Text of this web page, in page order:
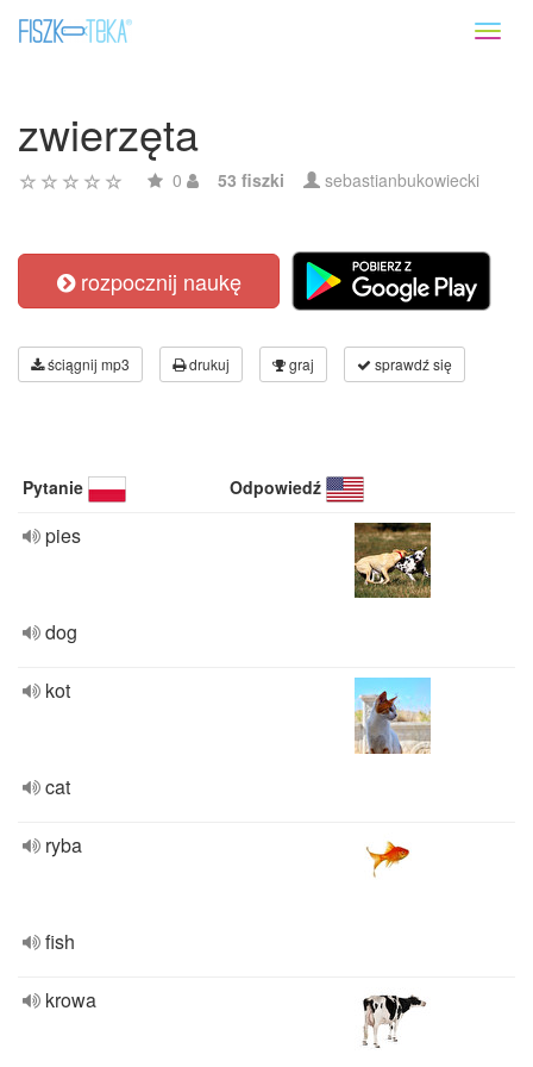
zwierzęta
0 53 fiszki sebastianbukowiecki
rozpocznij naukę
ściągnij mp3 drukuj graj sprawdź się
Pytanie Odpowiedź
pies
dog
kot
cat
ryba
fish
krowa